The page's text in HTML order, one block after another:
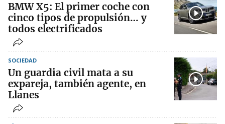
BMW X5: El primer coche con
cinco tipos de propulsión… y
todos electrificados
SOCIEDAD
Un guardia civil mata a su
expareja, también agente, en
Llanes